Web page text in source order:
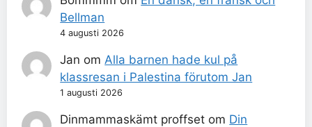
Bellman
4 augusti 2026
Jan om Alla barnen hade kul på
klassresan i Palestina förutom Jan
1 augusti 2026
Dinmammaskämt proffset om Din